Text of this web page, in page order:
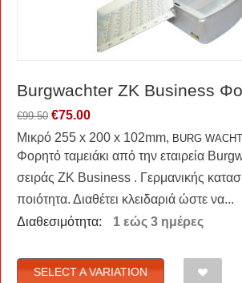
Burgwachter ZK Business
€99.50 €75.00
Μικρό 255 x 200 x 102mm, BURG
Φορητό ταμειάκι από την εταιρεία
σειράς ZK Business . Γερμανικής
ποιότητα. Διαθέτει κλειδαριά ώστε να...
Διαθεσιμότητα:
1 εώς 3 ημέρες
SELECT A VARIATION